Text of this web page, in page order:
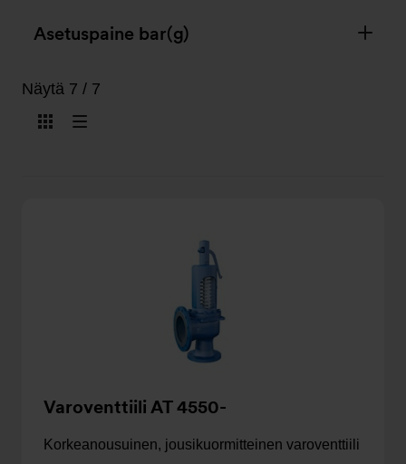
Asetuspaine bar(g)
Näytä 7 / 7
Näytä
Näytä
Varoventtiili AT 4550-
Korkeanousuinen, jousikuormitteinen varoventtiili